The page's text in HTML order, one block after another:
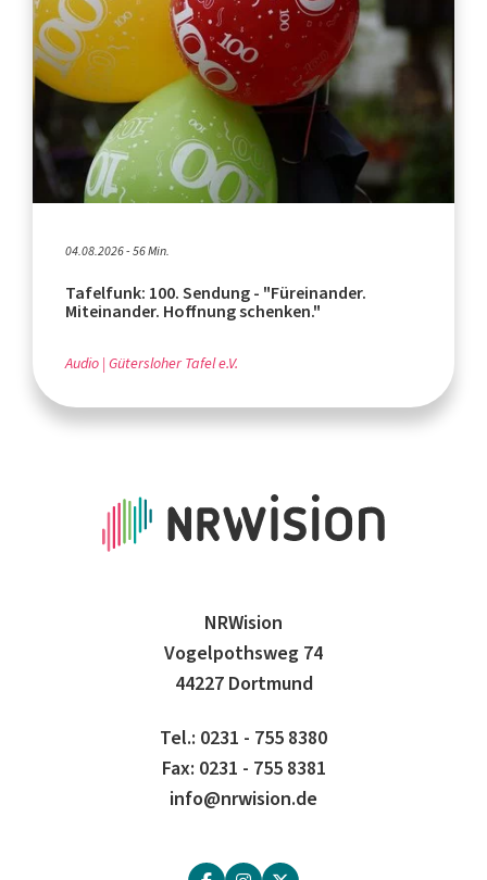
04.08.2026 - 56 Min.
Tafelfunk: 100. Sendung - "Füreinander.
Miteinander. Hoffnung schenken."
Audio Gütersloher Tafel e.V.
NRWision
Vogelpothsweg 74
44227 Dortmund
Tel.: 0231 - 755 8380
Fax: 0231 - 755 8381
info@nrwision.de